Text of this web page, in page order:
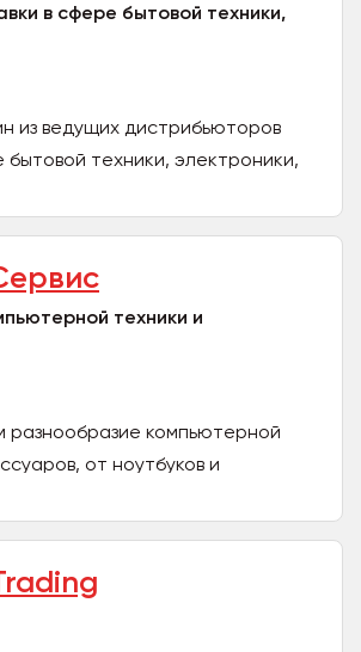
в сфере бытовой техники,
из ведущих дистрибьюторов
бытовой техники, электроники,
техники и
разнообразие компьютерной
от ноутбуков и
Наша...